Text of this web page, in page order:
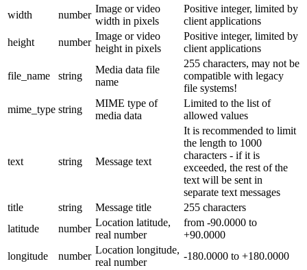
width
number
Image or video
width in pixels
Positive integer, limited by
client applications
height
number
Image or video
height in pixels
Positive integer, limited by
client applications
file_name string
Media data file
name
255 characters, may not be
compatible with legacy
file systems!
mime_type string
MIME type of
media data
Limited to the list of
allowed values
text string Message text
It is recommended to limit
the length to 1000
characters - if it is
exceeded, the rest of the
text will be sent in
separate text messages
title
string Message title
255 characters
latitude
number
Location latitude,
real number
from -90.0000 to
+90.0000
longitude
number
Location longitude,
real number
-180.0000 to +180.0000